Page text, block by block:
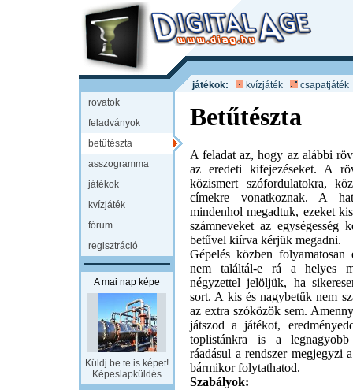
játékok: kvízjáték
csapatjáték
rovatok
feladványok
betűtészta
asszogramma
játékok
kvízjáték
fórum
regisztráció
A mai nap képe
Küldj be te is képet!
Képeslapküldés
Betűtészta
A feladat az, hogy az alábbi
az eredeti kifejezéseket. A
közismert szófordulatokra,
címekre vonatkoznak. A
mindenhol megadtuk, ezeket
számneveket az egységesség
betűvel kiírva kérjük megadni.
Gépelés közben
nem találtál-e rá a helyes
négyzettel jelöljük, ha
sort. A kis és nagybetűk nem
az extra szóközök sem.
játszod a játékot,
toplistánkra is a
ráadásul a rendszer megjegyzi
bármikor folytathatod.
Szabályok: